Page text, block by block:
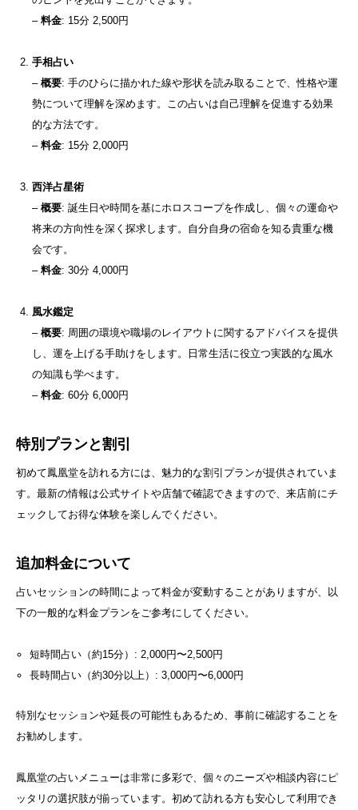
– 料金: 15分 2,500円
手相占い
– 概要: 手のひらに描かれた線や形状を読み取ることで、性格や運
勢について理解を深めます。この占いは自己理解を促進する効果
的な方法です。
– 料金: 15分 2,000円
西洋占星術
– 概要: 誕生日や時間を基にホロスコープを作成し、個々の運命や
将来の方向性を深く探求します。自分自身の宿命を知る貴重な機
会です。
– 料金: 30分 4,000円
風水鑑定
– 概要: 周囲の環境や職場のレイアウトに関するアドバイスを提供
し、運を上げる手助けをします。日常生活に役立つ実践的な風水
の知識も学べます。
– 料金: 60分 6,000円
特別プランと割引
初めて鳳凰堂を訪れる方には、魅力的な割引プランが提供されていま
す。最新の情報は公式サイトや店舗で確認できますので、来店前にチ
ェックしてお得な体験を楽しんでください。
追加料金について
占いセッションの時間によって料金が変動することがありますが、以
下の一般的な料金プランをご参考にしてください。
短時間占い（約15分）: 2,000円〜2,500円
長時間占い（約30分以上）: 3,000円〜6,000円
特別なセッションや延長の可能性もあるため、事前に確認することを
お勧めします。
鳳凰堂の占いメニューは非常に多彩で、個々のニーズや相談内容にピ
ッタリの選択肢が揃っています。初めて訪れる方も安心して利用でき